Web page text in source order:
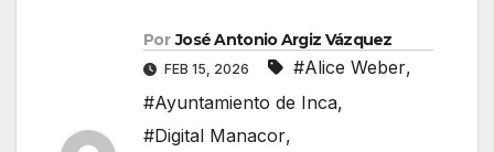
Por José Antonio Argiz Vázquez
FEB 15, 2026 #Alice Weber,
#Ayuntamiento de Inca,
#Digital Manacor,